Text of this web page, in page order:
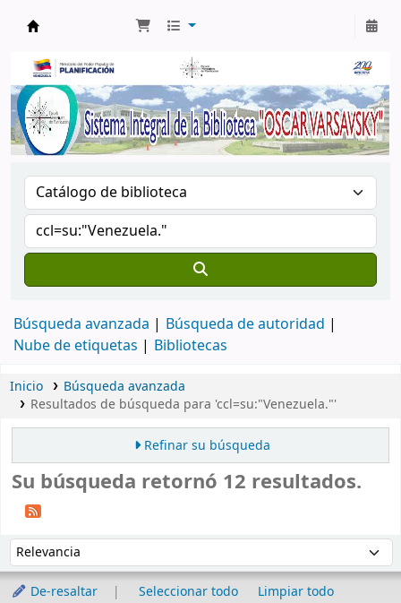
Búsqueda avanzada
Búsqueda de autoridad
Nube de etiquetas
Bibliotecas
Inicio
Búsqueda avanzada
Resultados de búsqueda para 'ccl=su:"Venezuela."'
Refinar su búsqueda
Su búsqueda retornó 12 resultados.
Ordenar por:
De-resaltar Seleccionar todo
Limpiar todo